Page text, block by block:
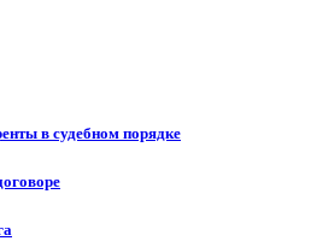
в судебном порядке